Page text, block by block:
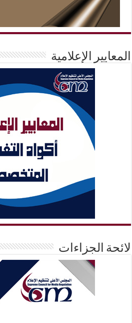
المعايير الإعلامية
لائحة الجزاءات